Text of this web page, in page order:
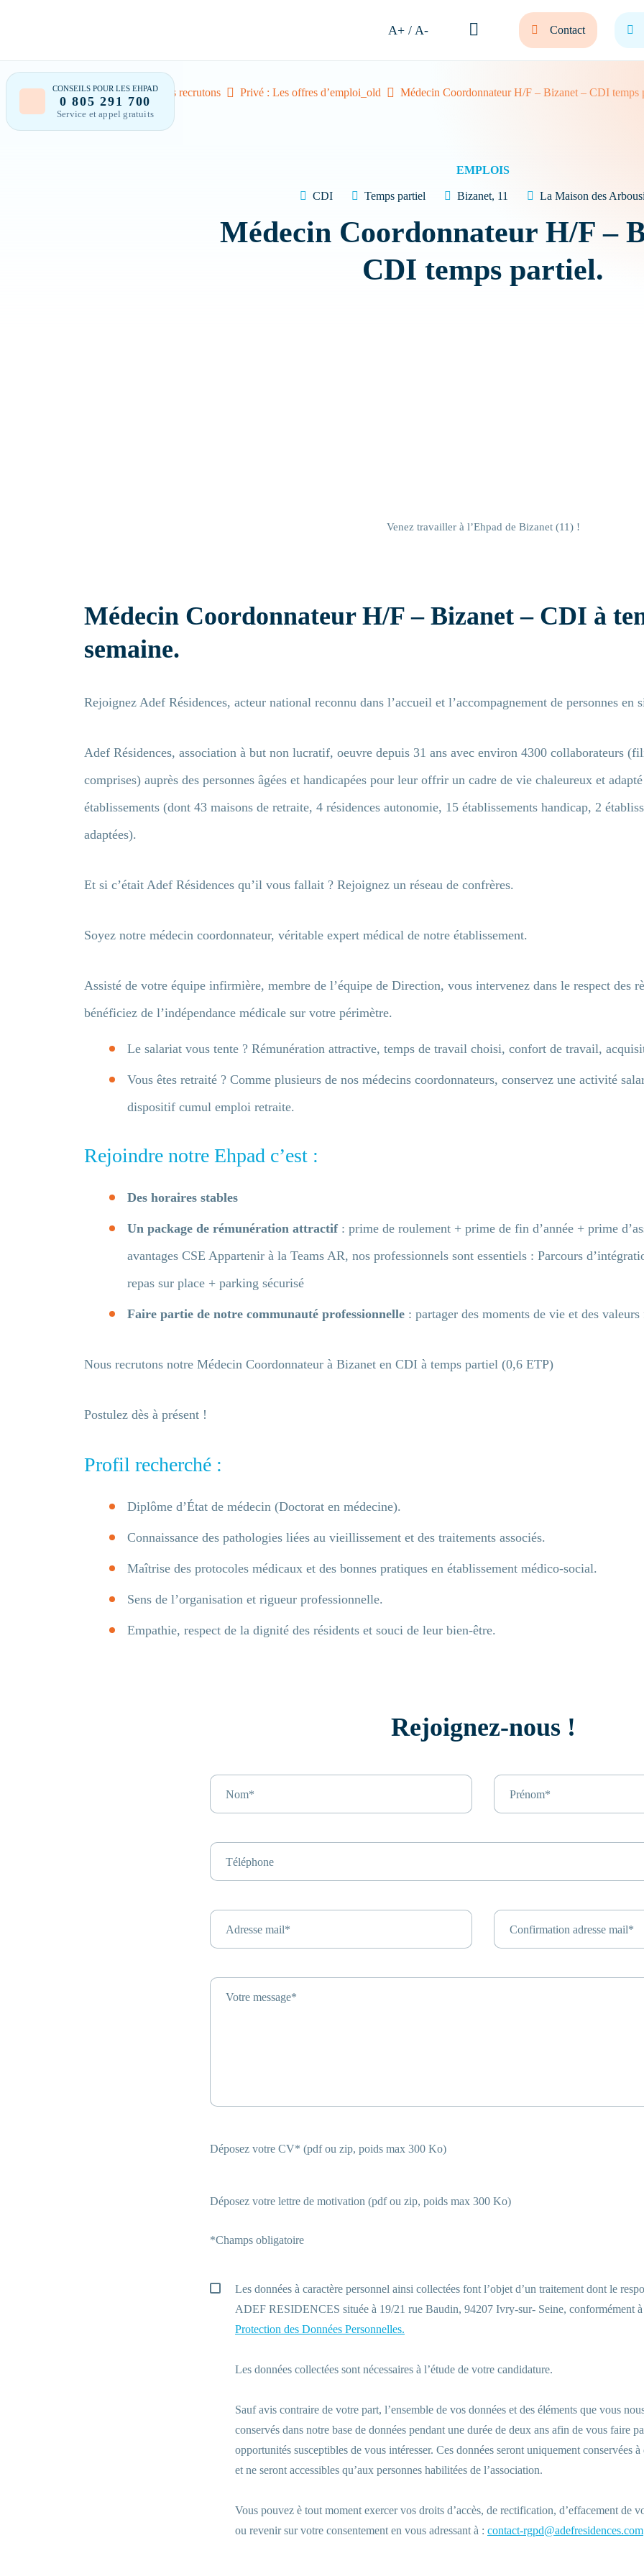
A+ / A- Contact
Entrez votre recherche
CONSEILS POUR LES EHPAD
0 805 291 700
Service et appel gratuits
Accueil Nous recrutons Privé : Les offres d’emploi_old Médecin Coordonnateur H/F – Bizanet – CDI temps
EMPLOIS
CDI Temps partiel Bizanet, 11 La Maison des
Médecin Coordonnateur H/F –
CDI temps partiel.
Venez travailler à l’Ehpad de Bizanet (11) !
Médecin Coordonnateur H/F – Bizanet – CDI à
semaine.
Rejoignez Adef Résidences, acteur national reconnu dans l’accueil et l’accompagnement de personnes en
Adef Résidences, association à but non lucratif, oeuvre depuis 31 ans avec environ 4300 collaborateurs
comprises) auprès des personnes âgées et handicapées pour leur offrir un cadre de vie chaleureux et
établissements (dont 43 maisons de retraite, 4 résidences autonomie, 15 établissements handicap, 2
adaptées).
Et si c’était Adef Résidences qu’il vous fallait ? Rejoignez un réseau de confrères.
Soyez notre médecin coordonnateur, véritable expert médical de notre établissement.
Assisté de votre équipe infirmière, membre de l’équipe de Direction, vous intervenez dans le respect des
bénéficiez de l’indépendance médicale sur votre périmètre.
Le salariat vous tente ? Rémunération attractive, temps de travail choisi, confort de travail,
Vous êtes retraité ? Comme plusieurs de nos médecins coordonnateurs, conservez une activité
dispositif cumul emploi retraite.
Rejoindre notre Ehpad c’est :
Des horaires stables
Un package de rémunération attractif: prime de roulement + prime de fin d’année + prime
avantages CSE Appartenir à la Teams AR, nos professionnels sont essentiels : Parcours
repas sur place + parking sécurisé
Faire partie de notre communauté professionnelle : partager des moments de vie et des
Nous recrutons notre Médecin Coordonnateur à Bizanet en CDI à temps partiel (0,6 ETP)
Postulez dès à présent !
Profil recherché :
Diplôme d’État de médecin (Doctorat en médecine).
Connaissance des pathologies liées au vieillissement et des traitements associés.
Maîtrise des protocoles médicaux et des bonnes pratiques en établissement médico-social.
Sens de l’organisation et rigueur professionnelle.
Empathie, respect de la dignité des résidents et souci de leur bien-être.
Rejoignez-nous !
Nom* Prénom*
Téléphone
Adresse mail* Confirmation adresse mail*
Votre message*
Déposez votre CV* (pdf ou zip, poids max 300 Ko)
Déposez votre lettre de motivation (pdf ou zip, poids max 300 Ko)
*Champs obligatoire
Les données à caractère personnel ainsi collectées font l’objet d’un traitement dont le
ADEF RESIDENCES située à 19/21 rue Baudin, 94207 Ivry-sur- Seine, conformément
Protection des Données Personnelles.
Les données collectées sont nécessaires à l’étude de votre candidature.
Sauf avis contraire de votre part, l’ensemble de vos données et des éléments que vous
conservés dans notre base de données pendant une durée de deux ans afin de vous faire
opportunités susceptibles de vous intéresser. Ces données seront uniquement conservées
et ne seront accessibles qu’aux personnes habilitées de l’association.
Vous pouvez è tout moment exercer vos droits d’accès, de rectification, d’effacement de
ou revenir sur votre consentement en vous adressant à : contact-rgpd@adefresidences.com
nous vous aider ?
Trouver sa résidence Nous recrutons FAQ